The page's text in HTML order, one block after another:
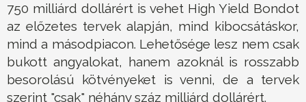
750 milliárd dollárért is vehet High Yield Bondot
az előzetes tervek alapján, mind kibocsátáskor,
mind a másodpiacon. Lehetősége lesz nem csak
bukott angyalokat, hanem azoknál is rosszabb
besorolású kötvényeket is venni, de a tervek
szerint "csak" néhány száz milliárd dollárért.